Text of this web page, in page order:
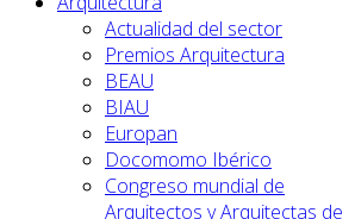
Actualidad del sector
Premios Arquitectura
BEAU
BIAU
Europan
Docomomo Ibérico
Congreso mundial de
Arquitectos y Arquitectas de